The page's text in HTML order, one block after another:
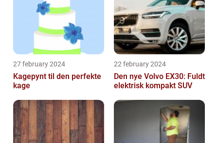
27 february 2024
Kagepynt til den perfekte
kage
22 february 2024
Den nye Volvo EX30: Fuldt
elektrisk kompakt SUV